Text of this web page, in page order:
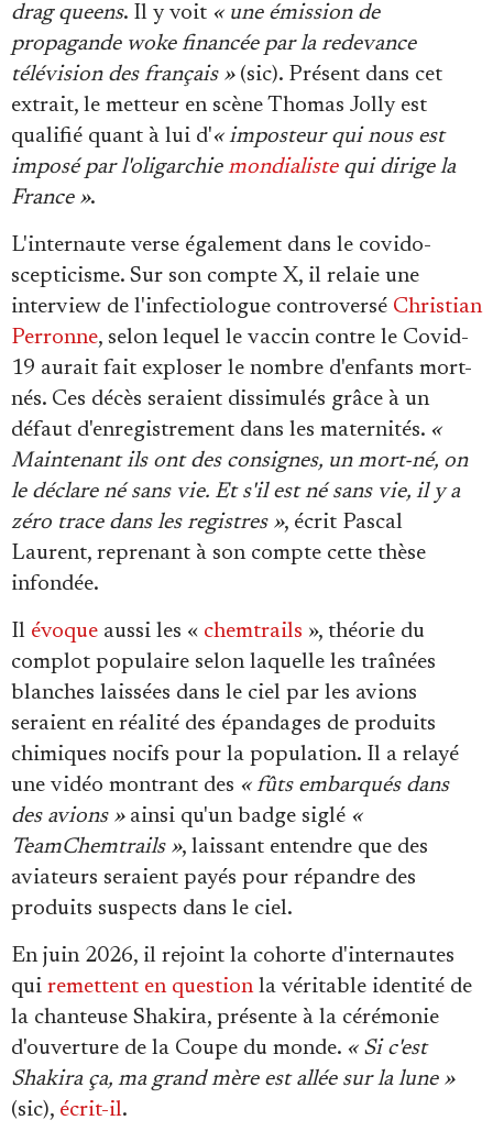
drag queens. Il y voit « une émission de
propagande woke financée par la redevance
télévision des français »(sic). Présent dans cet
extrait, le metteur en scène Thomas Jolly est
qualifié quant à lui d'« imposteur qui nous est
imposé par l'oligarchie mondialistequi dirige la
France ».
L'internaute verse également dans le covido-
scepticisme. Sur son compte X, il relaie une
interview de l'infectiologue controversé Christian
Perronne, selon lequel le vaccin contre le Covid-
19 aurait fait exploser le nombre d'enfants mort-
nés. Ces décès seraient dissimulés grâce à un
défaut d'enregistrement dans les maternités. «
Maintenant ils ont des consignes, un mort-né, on
le déclare né sans vie. Et s'il est né sans vie, il y a
zéro trace dans les registres », écrit Pascal
Laurent, reprenant à son compte cette thèse
infondée.
Il évoque aussi les « chemtrails », théorie du
complot populaire selon laquelle les traînées
blanches laissées dans le ciel par les avions
seraient en réalité des épandages de produits
chimiques nocifs pour la population. Il a relayé
une vidéo montrant des « fûts embarqués dans
des avions »ainsi qu'un badge siglé «
TeamChemtrails », laissant entendre que des
aviateurs seraient payés pour répandre des
produits suspects dans le ciel.
En juin 2026, il rejoint la cohorte d'internautes
qui remettent en questionla véritable identité de
la chanteuse Shakira, présente à la cérémonie
d'ouverture de la Coupe du monde. « Si c'est
Shakira ça, ma grand mère est allée sur la lune »
(sic), écrit-il.